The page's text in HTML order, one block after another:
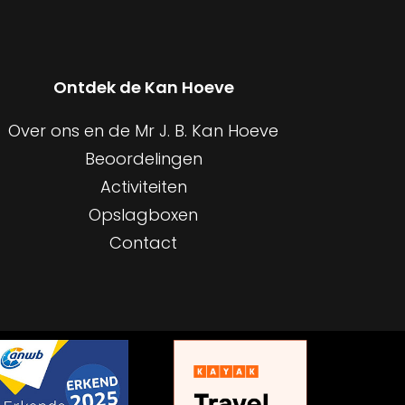
Ontdek de Kan Hoeve
Over ons en de Mr J. B. Kan Hoeve
Beoordelingen
Activiteiten
Opslagboxen
Contact